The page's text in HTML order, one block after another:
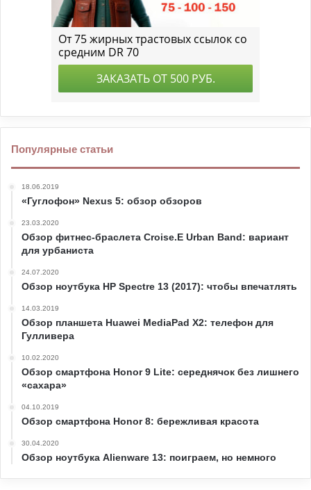
Популярные статьи
18.06.2019
«Гуглофон» Nexus 5: обзор обзоров
23.03.2020
Обзор фитнес-браслета Croise.E Urban Band: вариант
для урбаниста
24.07.2020
Обзор ноутбука HP Spectre 13 (2017): чтобы впечатлять
14.03.2019
Обзор планшета Huawei MediaPad X2: телефон для
Гулливера
10.02.2020
Обзор смартфона Honor 9 Lite: середнячок без лишнего
«сахара»
04.10.2019
Обзор смартфона Honor 8: бережливая красота
30.04.2020
Обзор ноутбука Alienware 13: поиграем, но немного